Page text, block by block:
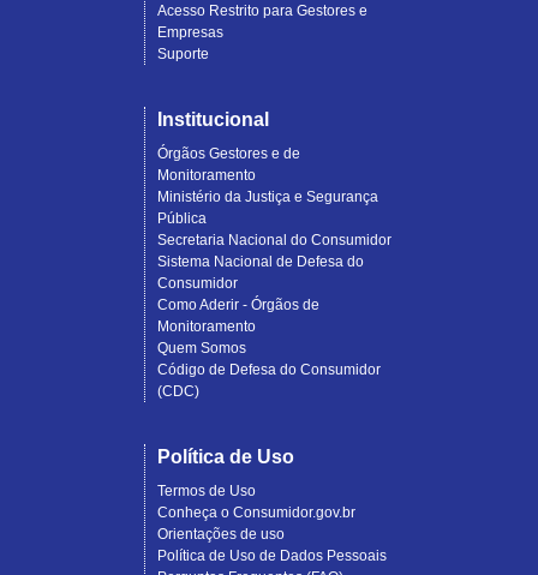
Acesso Restrito para Gestores e
Empresas
Suporte
Institucional
Órgãos Gestores e de
Monitoramento
Ministério da Justiça e Segurança
Pública
Secretaria Nacional do Consumidor
Sistema Nacional de Defesa do
Consumidor
Como Aderir - Órgãos de
Monitoramento
Quem Somos
Código de Defesa do Consumidor
(CDC)
Política de Uso
Termos de Uso
Conheça o Consumidor.gov.br
Orientações de uso
Política de Uso de Dados Pessoais